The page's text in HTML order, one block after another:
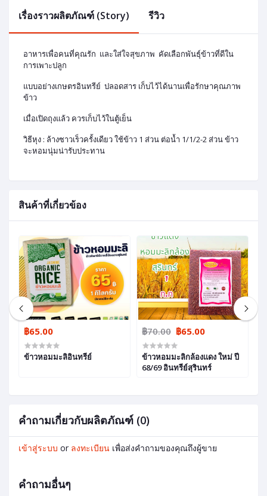
เรื่องราวผลิตภัณฑ์ (Story) รีวิว
อาหารเพื่อคนที่คุณรัก และใส่ใจสุขภาพ คัดเลือกพันธุ์ข้าวที่ดีใน
การเพาะปลูก
แบบอย่างเกษตรอินทรีย์ ปลอดสาร เก็บไว้ได้นานเพื่อรักษาคุณภาพ
ข้าว
เมื่อเปิดถุงแล้ว ควรเก็บไว้ในตู้เย็น
วิธีหุง : ล้างซาวเร็วครั้งเดียว ใช้ข้าว 1 ส่วน ต่อน้ำ 1/1/2-2 ส่วน ข้าว
จะหอมนุ่มน่ารับประทาน
สินค้าที่เกี่ยวข้อง
฿65.00
ข้าวหอมมะลิอินทรีย์
฿70.00 ฿65.00
ข้าวหอมมะลิกล้องแดง ใหม่ ปี
68/69 อินทรีย์สุรินทร์
คำถามเกี่ยวกับผลิตภัณฑ์ (0)
เข้าสู่ระบบ or ลงทะเบียน เพื่อส่งคำถามของคุณถึงผู้ขาย
คำถามอื่นๆ